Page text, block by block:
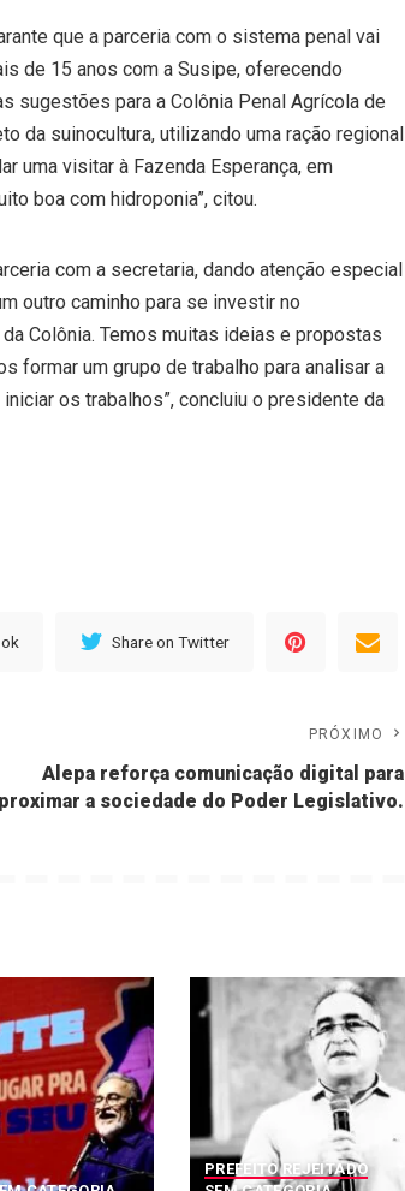
que a parceria com o sistema penal vai
de 15 anos com a Susipe, oferecendo
sugestões para a Colônia Penal Agrícola de
da suinocultura, utilizando uma ração regional
uma visitar à Fazenda Esperança, em
boa com hidroponia”, citou.
com a secretaria, dando atenção especial
outro caminho para se investir no
Colônia. Temos muitas ideias e propostas
formar um grupo de trabalho para analisar a
os trabalhos”, concluiu o presidente da
Share on Twitter
PRÓXIMO
Alepa reforça comunicação digital para
a sociedade do Poder Legislativo.
PREFEITO REJEITADO